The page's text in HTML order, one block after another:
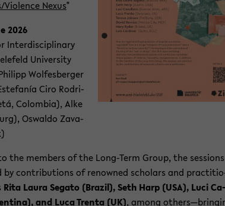
Nexus"
2026
In­ter­di­sci­pli­na­ry
Uni­ver­si­ty
Wol­fes­ber­ger
Ciro Ro­dri­
Co­lom­bia), Alke
Os­wal­do Za­va­
the mem­bers of the Long-​Term Group, the ses­si­ons
by con­tri­bu­ti­ons of re­now­ned scholars and
Rita Laura Se­ga­to (Bra­zil), Seth Harp (USA), Luci Ca­
and Luca Tren­ta (UK), among